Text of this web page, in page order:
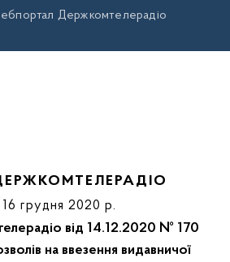
Держкомтелерадіо
16 грудня 2020 р.
від 14.12.2020 № 170
на ввезення видавничої